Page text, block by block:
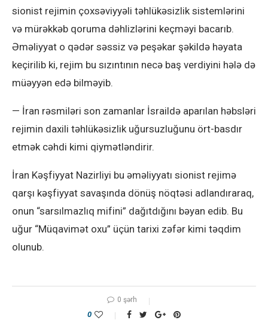
sionist rejimin çoxsəviyyəli təhlükəsizlik sistemlərini
və mürəkkəb qoruma dəhlizlərini keçməyi bacarıb.
Əməliyyat o qədər səssiz və peşəkar şəkildə həyata
keçirilib ki, rejim bu sızıntının necə baş verdiyini hələ də
müəyyən edə bilməyib.
— İran rəsmiləri son zamanlar İsraildə aparılan həbsləri
rejimin daxili təhlükəsizlik uğursuzluğunu ört-basdır
etmək cəhdi kimi qiymətləndirir.
İran Kəşfiyyat Nazirliyi bu əməliyyatı sionist rejimə
qarşı kəşfiyyat savaşında dönüş nöqtəsi adlandıraraq,
onun “sarsılmazlıq mifini” dağıtdığını bəyan edib. Bu
uğur “Müqavimət oxu” üçün tarixi zəfər kimi təqdim
olunub.
0 şərh
0